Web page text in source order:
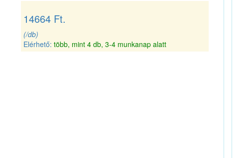
14664 Ft.
(/db)
Elérhető:több, mint 4 db, 3-4 munkanap alatt